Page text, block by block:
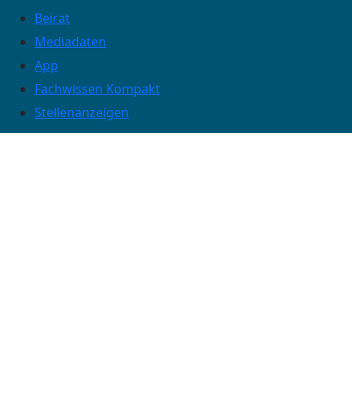
Beirat
Mediadaten
App
Fachwissen Kompakt
Stellenanzeigen